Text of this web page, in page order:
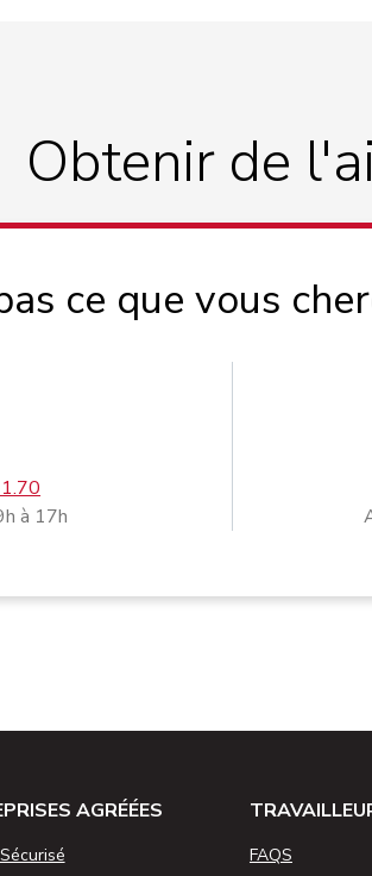
Obtenir de
ce que vous
à 17h
AGRÉÉES
FAQS